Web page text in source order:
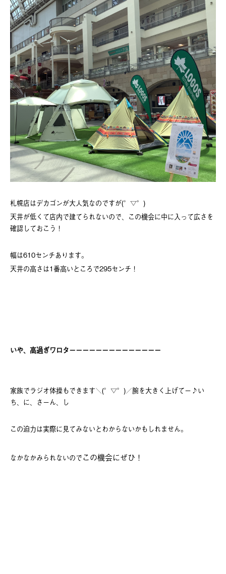
札幌店はデカゴンが大人気なのですが(°▽°)
天井が低くて店内で建てられないので、この機会に中に入って広さを
確認しておこう！
幅は610センチあります。
天井の高さは1番高いところで295センチ！
いや、高過ぎワロターーーーーーーーーーーーーー
家族でラジオ体操もできます＼(°▽°)／腕を大きく上げてー♪い
ち、に、さーん、し
この迫力は実際に見てみないとわからないかもしれません。
なかなかみられないのでこの機会にぜひ！